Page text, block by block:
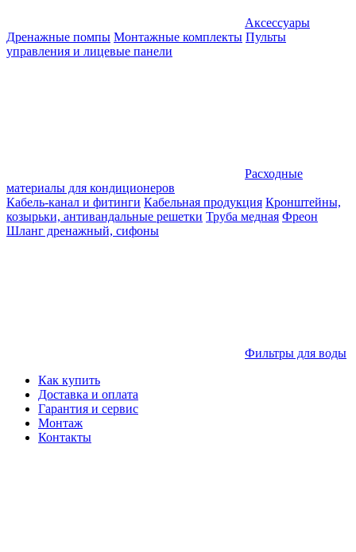
Аксессуары
Дренажные помпы Монтажные комплекты Пульты
управления и лицевые панели
Расходные
материалы для кондиционеров
Кабель-канал и фитинги Кабельная продукция Кронштейны,
козырьки, антивандальные решетки Труба медная Фреон
Шланг дренажный, сифоны
Фильтры для воды
Как купить
Доставка и оплата
Гарантия и сервис
Монтаж
Контакты